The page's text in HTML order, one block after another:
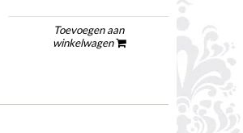
Toevoegen aan
winkelwagen